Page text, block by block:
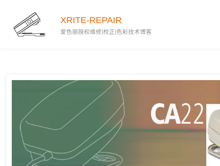
XRITE-REPAIR
爱色丽授权维修|校正|色彩技术博客